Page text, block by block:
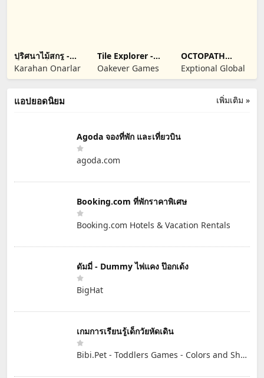
ปริศนาไม้สกรู -
น็อตและโบลต์
Karahan Onarlar
Tile Explorer -
Triple Match
Oakever Games
OCTOPATH
TRAVELER: CotC
Exptional Global
เพิ่มเติม »
แอปยอดนิยม
Agoda จองที่พัก และเที่ยวบิน
agoda.com
Booking.com ที่พักราคาพิเศษ
Booking.com Hotels & Vacation Rentals
ดัมมี่ - Dummy ไพ่แคง ป๊อกเด้ง
BigHat
เกมการเรียนรู้เด็กวัยหัดเดิน
Bibi.Pet - Toddlers Games - Colors and Shapes